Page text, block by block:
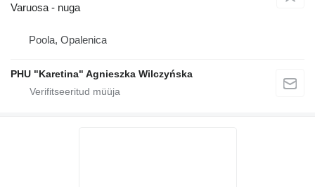
Varuosa - nuga
Poola, Opalenica
PHU "Karetina" Agnieszka Wilczyńska